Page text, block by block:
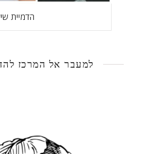
הדמיית
למעבר אל המרכז